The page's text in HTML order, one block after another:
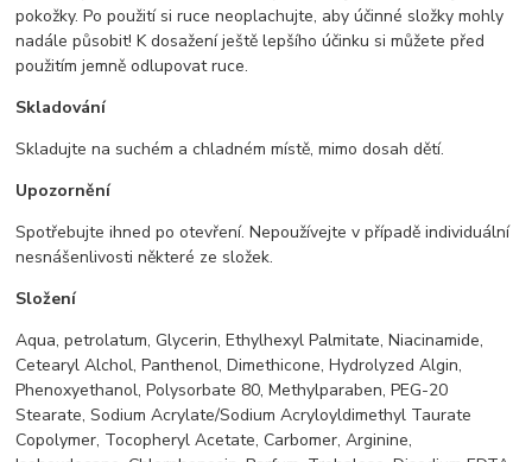
pokožky. Po použití si ruce neoplachujte, aby účinné složky mohly
nadále působit! K dosažení ještě lepšího účinku si můžete před
použitím jemně odlupovat ruce.
Skladování
Skladujte na suchém a chladném místě, mimo dosah dětí.
Upozornění
Spotřebujte ihned po otevření. Nepoužívejte v případě individuální
nesnášenlivosti některé ze složek.
Složení
Aqua, petrolatum, Glycerin, Ethylhexyl Palmitate, Niacinamide,
Cetearyl Alchol, Panthenol, Dimethicone, Hydrolyzed Algin,
Phenoxyethanol, Polysorbate 80, Methylparaben, PEG-20
Stearate, Sodium Acrylate/Sodium Acryloyldimethyl Taurate
Copolymer, Tocopheryl Acetate, Carbomer, Arginine,